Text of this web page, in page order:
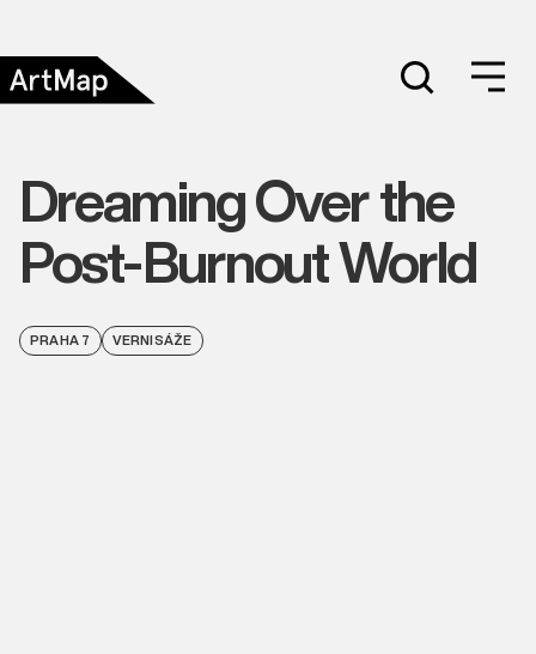
Dreaming Over the
Post-Burnout World
PRAHA 7 VERNISÁŽE